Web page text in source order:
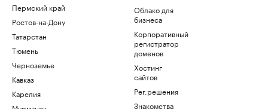
Пермский край
Ростов-на-Дону
Татарстан
Тюмень
Черноземье
Кавказ
Карелия
Облако для
бизнеса
Корпоративный
регистратор
доменов
Хостинг
сайтов
Рег.решения
Знакомства